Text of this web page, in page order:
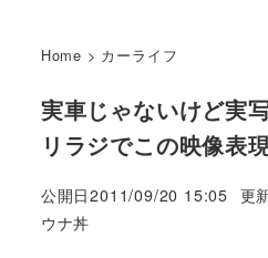
Home > カーライフ
実車じゃないけど実
リラジでこの映像表
公開日2011/09/20 15:05 更
著
ウナ丼